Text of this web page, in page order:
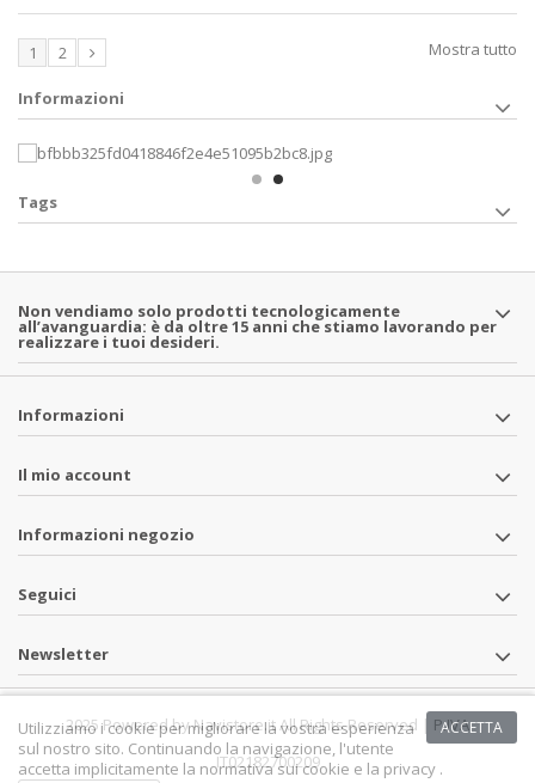
Mostra tutto
1 2
Informazioni
Tags
Non vendiamo solo prodotti tecnologicamente
all’avanguardia: è da oltre 15 anni che stiamo lavorando per
realizzare i tuoi desideri.
Informazioni
Il mio account
Informazioni negozio
Seguici
Newsletter
2025 Powered by Navistore.it All Rights Reserved | P.IVA
IT02182700209
ACCETTA
Utilizziamo i cookie per migliorare la vostra esperienza
sul nostro sito. Continuando la navigazione, l'utente
accetta implicitamente la normativa sui cookie e la privacy .